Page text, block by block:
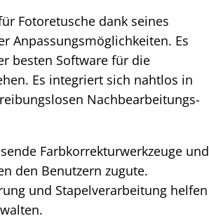
Fotoretusche dank seines
Anpassungsmöglichkeiten. Es
besten Software für die
Es integriert sich nahtlos in
Nachbearbeitungs-
Farbkorrekturwerkzeuge und
den Benutzern zugute.
und Stapelverarbeitung helfen